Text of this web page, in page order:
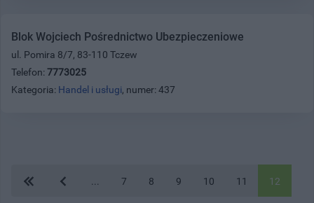
Blok Wojciech Pośrednictwo Ubezpieczeniowe
ul. Pomira 8/7, 83-110 Tczew
Telefon: 7773025
Kategoria: Handel i usługi, numer: 437
7 8 9 10 11 12